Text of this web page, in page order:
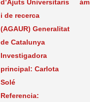
d’Ajuts Universitaris
i de recerca
(AGAUR) Generalitat
de Catalunya
Investigadora
principal: Carlota
Solé
Referencia: